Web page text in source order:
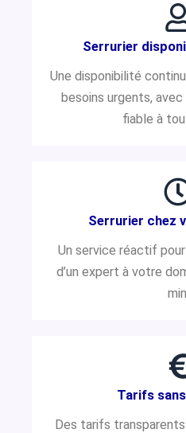
Serrurier
Une disponibilité
besoins urgents,
fiable à
Serrurier chez
Un service réactif
d’un expert à votre
min.
Tarifs
Des tarifs